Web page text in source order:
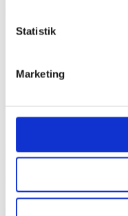
Statistik
Marketing
Indretningskoncept
medlyddæmpning
Bue Reol er en del af
i forskellige
formeri institutioner,
Referencer og